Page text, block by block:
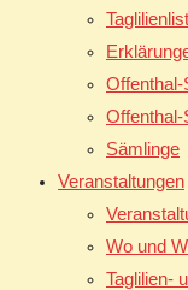
Offenthal-
Offenthal-
Sämlinge
Veranstaltungen
Wo und
Taglilien-